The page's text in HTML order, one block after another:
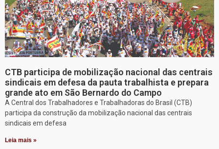
CTB participa de mobilização nacional das centrais
sindicais em defesa da pauta trabalhista e prepara
grande ato em São Bernardo do Campo
A Central dos Trabalhadores e Trabalhadoras do Brasil (CTB)
participa da construção da mobilização nacional das centrais
sindicais em defesa
Leia mais »